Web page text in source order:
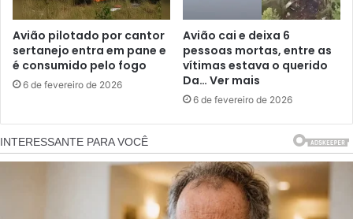
Avião pilotado por cantor
sertanejo entra em pane e
é consumido pelo fogo
6 de fevereiro de 2026
Avião cai e deixa 6
pessoas mortas, entre as
vítimas estava o querido
Da… Ver mais
6 de fevereiro de 2026